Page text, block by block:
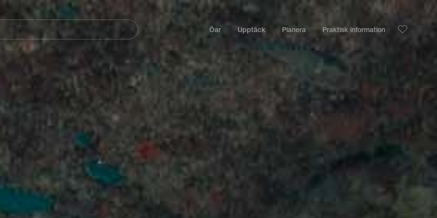
Öar Upptäck Planera Praktisk information